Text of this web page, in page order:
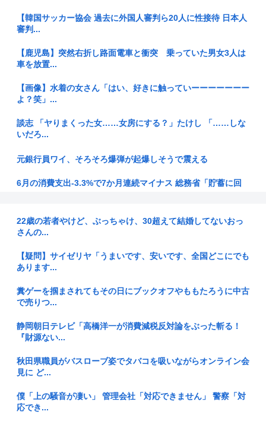
【韓国サッカー協会 過去に外国人審判ら20人に性接待 日本人
審判...
【鹿児島】突然右折し路面電車と衝突 乗っていた男女3人は
車を放置...
【画像】水着の女さん「はい、好きに触っていーーーーーーー
よ？笑」...
談志 「ヤりまくった女……女房にする？」たけし 「……しな
いだろ...
元銀行員ワイ、そろそろ爆弾が起爆しそうで震える
6月の消費支出-3.3%で7か月連続マイナス 総務省「貯蓄に回
【不起訴】わいせつな行為疑いで逮捕 エジプト国籍の男性を
不起訴処...
【れ】奥田ふみよ議員❤‍ いのちの党「政治っていうのは、子
どもた...
【画像】JKダンス部、なぜか部員の８割がﾃﾞｶﾊﾟｲwww
レ
されて不...
きない」...
22歳の若者やけど、ぶっちゃけ、30超えて結婚してないおっ
さんの...
【疑問】サイゼリヤ「うまいです、安いです、全国どこにでも
あります...
糞ゲーを掴まされてもその日にブックオフやももたろうに中古
で売りつ...
静岡朝日テレビ「高橋洋一が消費減税反対論をぶった斬る！
『財源ない...
秋田県職員がバスローブ姿でタバコを吸いながらオンライン会
見に ど...
僕「上の騒音が凄い」 管理会社「対応できません」 警察「対
応でき...